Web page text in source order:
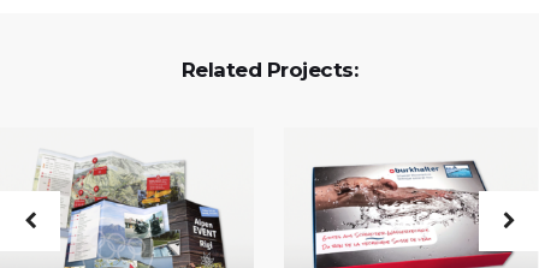
Related Projects: